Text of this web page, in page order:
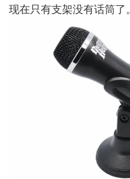
现在只有支架没有话筒了。